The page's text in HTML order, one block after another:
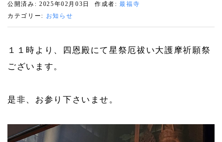
公開済み: 2025年02月03日 作成者:最福寺
カテゴリー: お知らせ
１１時より、四恩殿にて星祭厄祓い大護摩祈願祭
ございます。
是非、お参り下さいませ。